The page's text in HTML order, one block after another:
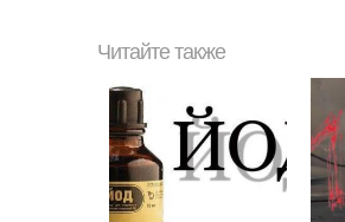
Читайте также